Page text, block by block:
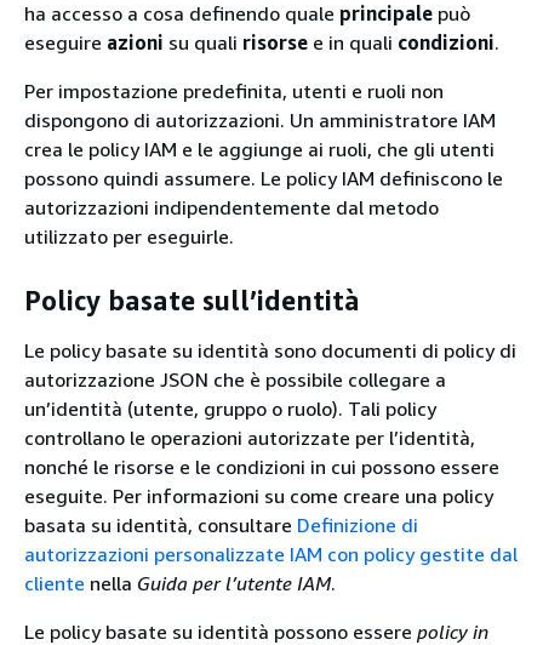
ha accesso a cosa definendo quale principale può
eseguire azioni su quali risorse e in quali condizioni.
Per impostazione predefinita, utenti e ruoli non
dispongono di autorizzazioni. Un amministratore IAM
crea le policy IAM e le aggiunge ai ruoli, che gli utenti
possono quindi assumere. Le policy IAM definiscono le
autorizzazioni indipendentemente dal metodo
utilizzato per eseguirle.
Policy basate sull’identità
Le policy basate su identità sono documenti di policy di
autorizzazione JSON che è possibile collegare a
un’identità (utente, gruppo o ruolo). Tali policy
controllano le operazioni autorizzate per l’identità,
nonché le risorse e le condizioni in cui possono essere
eseguite. Per informazioni su come creare una policy
basata su identità, consultare Definizione di
autorizzazioni personalizzate IAM con policy gestite dal
cliente nella Guida per l’utente IAM.
Le policy basate su identità possono essere policy in